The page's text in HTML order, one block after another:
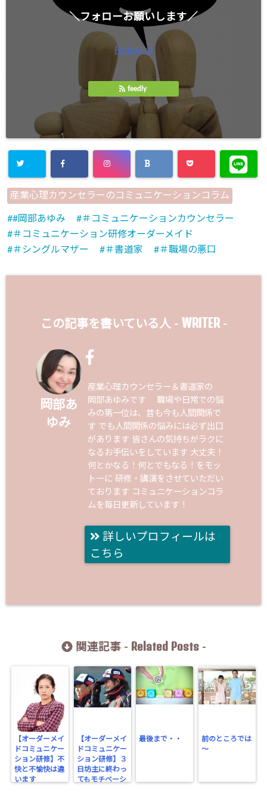
＼フォローお願いします／
Follow @
feedly
産業心理カウンセラーのコミュニケーションコラム
#岡部あゆみ
＃コミュニケーションカウンセラー
＃コミュニケーション研修オーダーメイド
＃シングルマザー
＃書道家 ＃職場の悪口
この記事を書いている人 - WRITER-
岡部あ
ゆみ
産業心理カウンセラー＆書道家の
岡部あゆみです 職場や日常での悩
みの第一位は、昔も今も人間関係で
す でも人間関係の悩みには必ず出口
があります 皆さんの気持ちがラクに
なるお手伝いをしています 大丈夫！
何とかなる！何とでもなる！をモッ
トーに 研修・講演をさせていただい
ております コミュニケーションコラ
ムを毎日更新しています！
詳しいプロフィールは
こちら
関連記事 - Related Posts-
【オーダーメイ
ドコミュニケー
ション研修】不
快と不愉快は違
います
【オーダーメイ
ドコミュニケー
ション研修】３
日坊主に終わっ
てもモチベーシ
最後まで・・
前のところでは
～